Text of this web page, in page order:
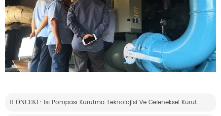
ÖNCEKI : Isı Pompası Kurutma Teknolojisi Ve Geleneksel Kurutma Teknolojisi Karşılaştırılması